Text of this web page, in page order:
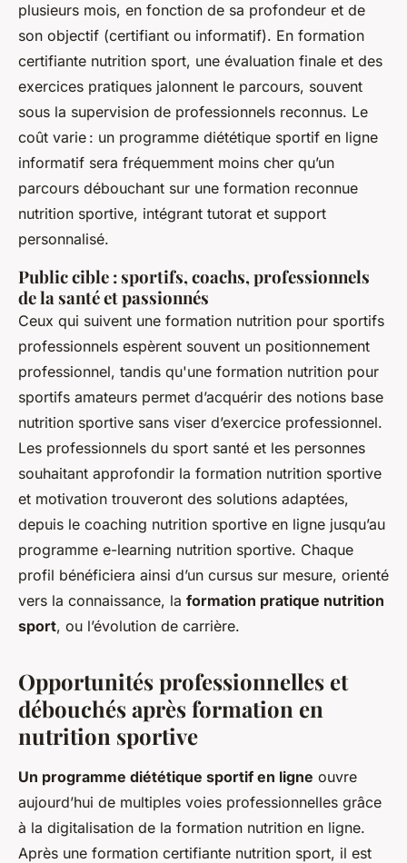
plusieurs mois, en fonction de sa profondeur et de
son objectif (certifiant ou informatif). En formation
certifiante nutrition sport, une évaluation finale et des
exercices pratiques jalonnent le parcours, souvent
sous la supervision de professionnels reconnus. Le
coût varie : un programme diététique sportif en ligne
informatif sera fréquemment moins cher qu’un
parcours débouchant sur une formation reconnue
nutrition sportive, intégrant tutorat et support
personnalisé.
Public cible : sportifs, coachs, professionnels
de la santé et passionnés
Ceux qui suivent une formation nutrition pour sportifs
professionnels espèrent souvent un positionnement
professionnel, tandis qu'une formation nutrition pour
sportifs amateurs permet d’acquérir des notions base
nutrition sportive sans viser d’exercice professionnel.
Les professionnels du sport santé et les personnes
souhaitant approfondir la formation nutrition sportive
et motivation trouveront des solutions adaptées,
depuis le coaching nutrition sportive en ligne jusqu’au
programme e-learning nutrition sportive. Chaque
profil bénéficiera ainsi d’un cursus sur mesure, orienté
vers la connaissance, la formation pratique nutrition
sport, ou l’évolution de carrière.
Opportunités professionnelles et
débouchés après formation en
nutrition sportive
Un programme diététique sportif en ligne ouvre
aujourd’hui de multiples voies professionnelles grâce
à la digitalisation de la formation nutrition en ligne.
Après une formation certifiante nutrition sport, il est